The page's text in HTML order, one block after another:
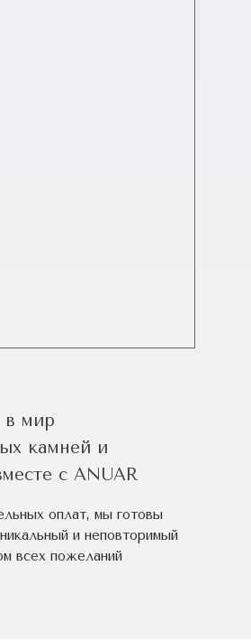
в мир
камней и
с ANUAR
оплат, мы готовы
и неповторимый
всех пожеланий